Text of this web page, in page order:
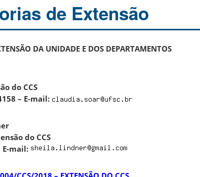
de Extensão
DA UNIDADE E DOS DEPARTAMENTOS
do CCS
– E-mail:
do CCS
E-mail: